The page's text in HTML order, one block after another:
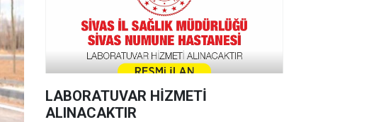
LABORATUVAR HİZMETİ
ALINACAKTIR